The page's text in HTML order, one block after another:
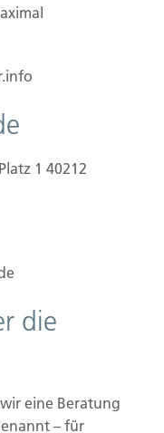
Johannes
1 40212
die
eine Beratung
– für